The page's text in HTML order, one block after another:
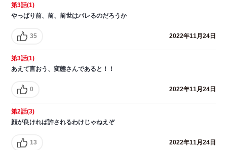
第3話(1)
やっぱり前、前、前世はバレるのだろうか
35 2022年11月24日
第3話(1)
あえて言おう、変態さんであると！！
0 2022年11月24日
第2話(3)
顔が良ければ許されるわけじゃねえぞ
13 2022年11月24日